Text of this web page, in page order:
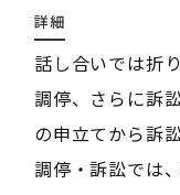
詳細
話し合いでは折
調停、さらに訴
の申立てから訴
調停・訴訟では